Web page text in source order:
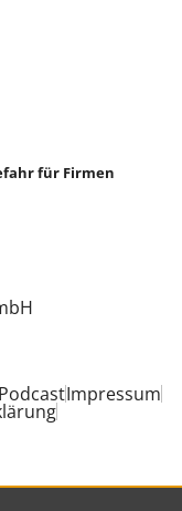
für Firmen
Impressum